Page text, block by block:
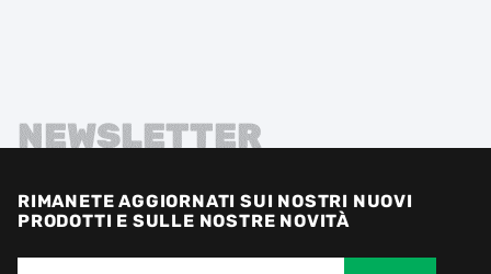
NEWSLETTER
RIMANETE AGGIORNATI SUI NOSTRI NUOVI
PRODOTTI E SULLE NOSTRE NOVITÀ